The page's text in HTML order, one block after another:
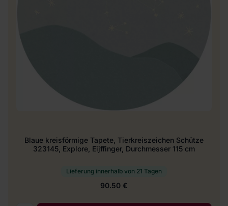
Blaue kreisförmige Tapete, Tierkreiszeichen Schütze
323145, Explore, Eijffinger, Durchmesser 115 cm
Lieferung innerhalb von 21 Tagen
90.50 €